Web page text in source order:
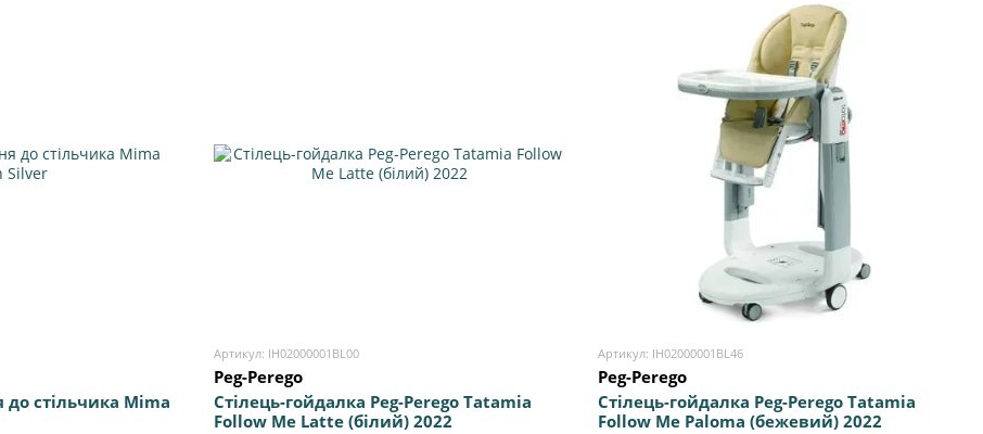
стільчика Mima
Артикул: IH02000001BL00
Peg-Perego
Стілець-гойдалка Peg-Perego Tatamia
Follow Me Latte (білий) 2022
Артикул: IH02000001BL46
Peg-Perego
Стілець-гойдалка Peg-Perego Tatamia
Follow Me Paloma (бежевий) 2022